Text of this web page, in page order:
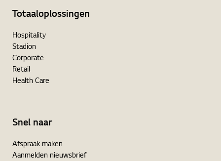
Totaaloplossingen
Hospitality
Stadion
Corporate
Retail
Health Care
Snel naar
Afspraak maken
Aanmelden nieuwsbrief